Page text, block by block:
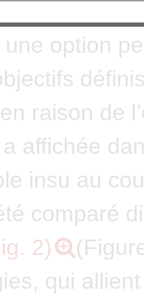
et de
option
raison de
affichée
insu au
comparé
2)
qui